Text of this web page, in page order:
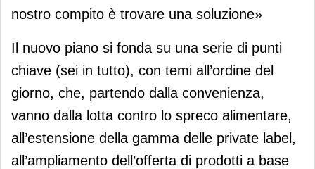
nostro compito è trovare una soluzione»
Il nuovo piano si fonda su una serie di punti
chiave (sei in tutto), con temi all’ordine del
giorno, che, partendo dalla convenienza,
vanno dalla lotta contro lo spreco alimentare,
all’estensione della gamma delle private label,
all’ampliamento dell’offerta di prodotti a base